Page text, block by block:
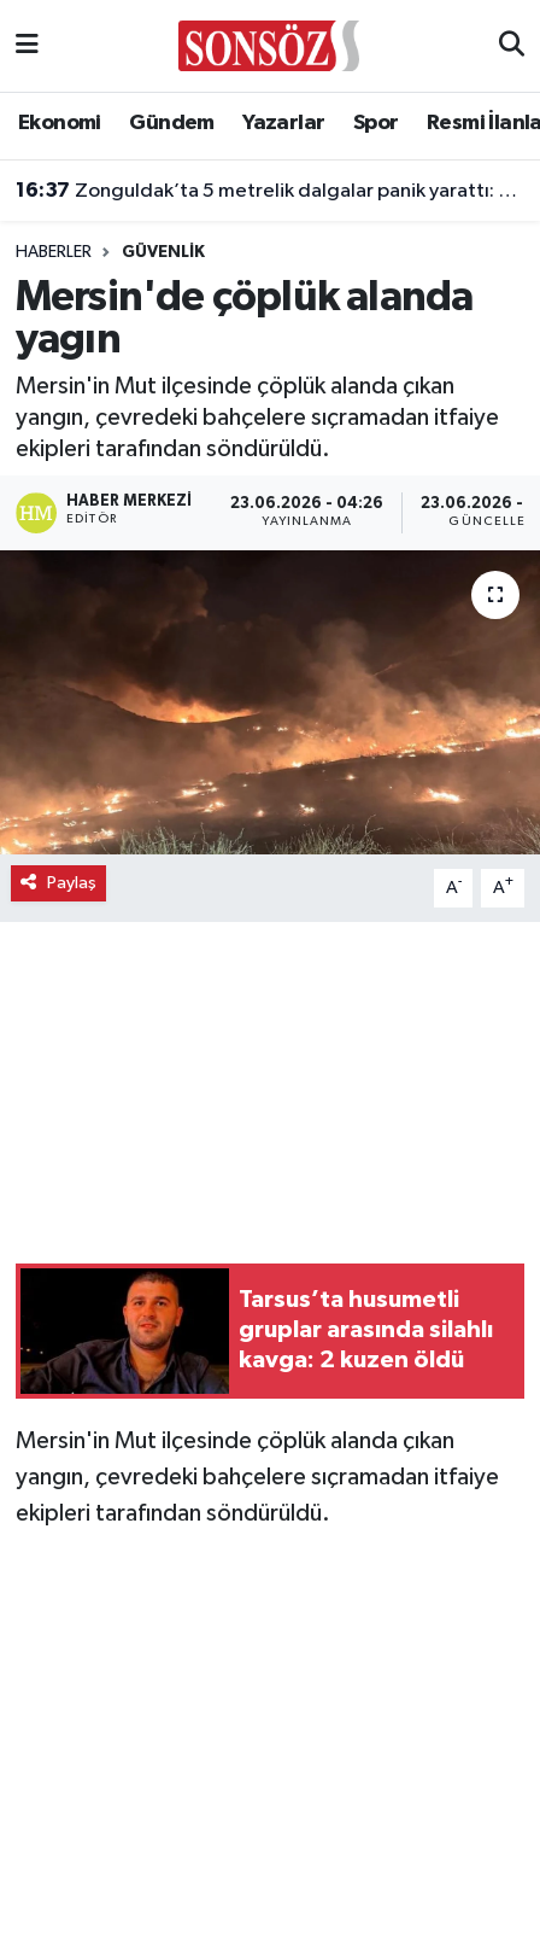
Ekonomi Gündem Yazarlar Spor Resmi
16:37 Zonguldak’ta 5 metrelik dalgalar panik yarattı: 7 kişi kurtarıldı
HABERLER GÜVENLIK
Mersin'de çöplük alanda
yagın
Mersin'in Mut ilçesinde çöplük alanda çıkan
yangın, çevredeki bahçelere sıçramadan itfaiye
ekipleri tarafından söndürüldü.
HABER MERKEZI
EDITÖR
23.06.2026 - 04:26
YAYINLANMA
23.06.2026 -
Paylaş A- A+
Tarsus’ta husumetli
gruplar arasında silahlı
kavga: 2 kuzen öldü
Mersin'in Mut ilçesinde çöplük alanda çıkan
yangın, çevredeki bahçelere sıçramadan itfaiye
ekipleri tarafından söndürüldü.
Asayiş
Biyografi
Çevre
Diğer
Dünya
Eğitim
Emlak
Gurme
Haber
Sağlık
Seri İlan
Siyaset
Sokak Hayvanlarını Sahiplendirme
Sonsöz Özel
Ankara Nöbetçi Eczaneler
Ankara Trafik Yoğunluk Haritası
Süper Lig Puan Durumu ve Fikstür
Tüm Manşetler
Son Dakika Haberleri
Haber Arşivi